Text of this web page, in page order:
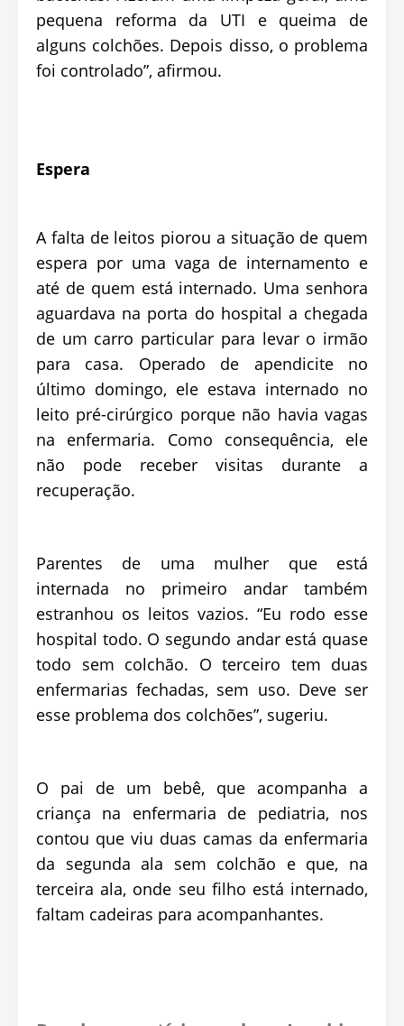
pequena reforma da UTI e queima de
alguns colchões. Depois disso, o problema
foi controlado”, afirmou.
Espera
A falta de leitos piorou a situação de quem
espera por uma vaga de internamento e
até de quem está internado. Uma senhora
aguardava na porta do hospital a chegada
de um carro particular para levar o irmão
para casa. Operado de apendicite no
último domingo, ele estava internado no
leito pré-cirúrgico porque não havia vagas
na enfermaria. Como consequência, ele
não pode receber visitas durante a
recuperação.
Parentes de uma mulher que está
internada no primeiro andar também
estranhou os leitos vazios. “Eu rodo esse
hospital todo. O segundo andar está quase
todo sem colchão. O terceiro tem duas
enfermarias fechadas, sem uso. Deve ser
esse problema dos colchões”, sugeriu.
O pai de um bebê, que acompanha a
criança na enfermaria de pediatria, nos
contou que viu duas camas da enfermaria
da segunda ala sem colchão e que, na
terceira ala, onde seu filho está internado,
faltam cadeiras para acompanhantes.